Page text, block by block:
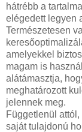
hátrébb a
elégedett legyen
Természetesen
amelyekkel
magam is
alátámasztja,
meghatározott
jelennek meg.
Függetlenül
saját tulajdonú